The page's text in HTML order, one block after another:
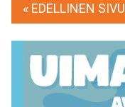
« EDELLINEN SIVU